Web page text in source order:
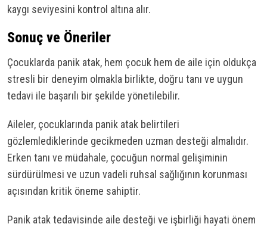
kaygı seviyesini kontrol altına alır.
Sonuç ve Öneriler
Çocuklarda panik atak, hem çocuk hem de aile için oldukça
stresli bir deneyim olmakla birlikte, doğru tanı ve uygun
tedavi ile başarılı bir şekilde yönetilebilir.
Aileler, çocuklarında panik atak belirtileri
gözlemlediklerinde gecikmeden uzman desteği almalıdır.
Erken tanı ve müdahale, çocuğun normal gelişiminin
sürdürülmesi ve uzun vadeli ruhsal sağlığının korunması
açısından kritik öneme sahiptir.
Panik atak tedavisinde aile desteği ve işbirliği hayati önem